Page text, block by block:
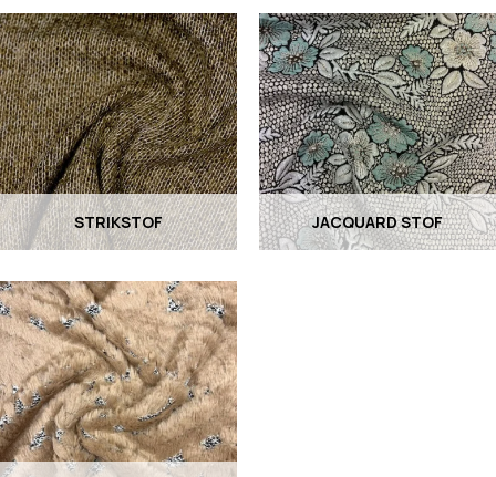
STRIKSTOF JACQUARD STOF